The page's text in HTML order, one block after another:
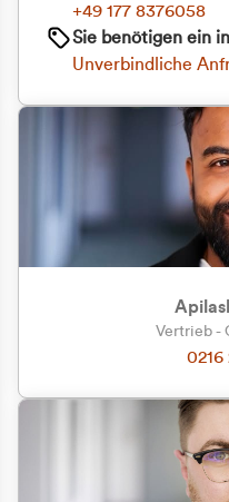
Zu
+49 177 8376058
Sie benötigen ein
Unverbindliche
Vertrieb -
0216